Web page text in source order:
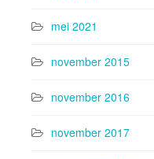
mei 2021
november 2015
november 2016
november 2017